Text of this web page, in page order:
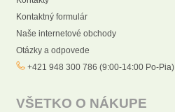
Kontaktný formulár
Naše internetové obchody
Otázky a odpovede
+421 948 300 786 (9:00-14:00 Po-Pia)
VŠETKO O NÁKUPE